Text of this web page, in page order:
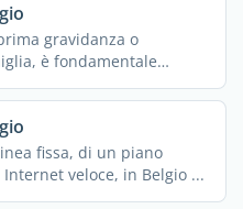
gravidanza o
è fondamentale
fissa, di un piano
veloce, in Belgio ...